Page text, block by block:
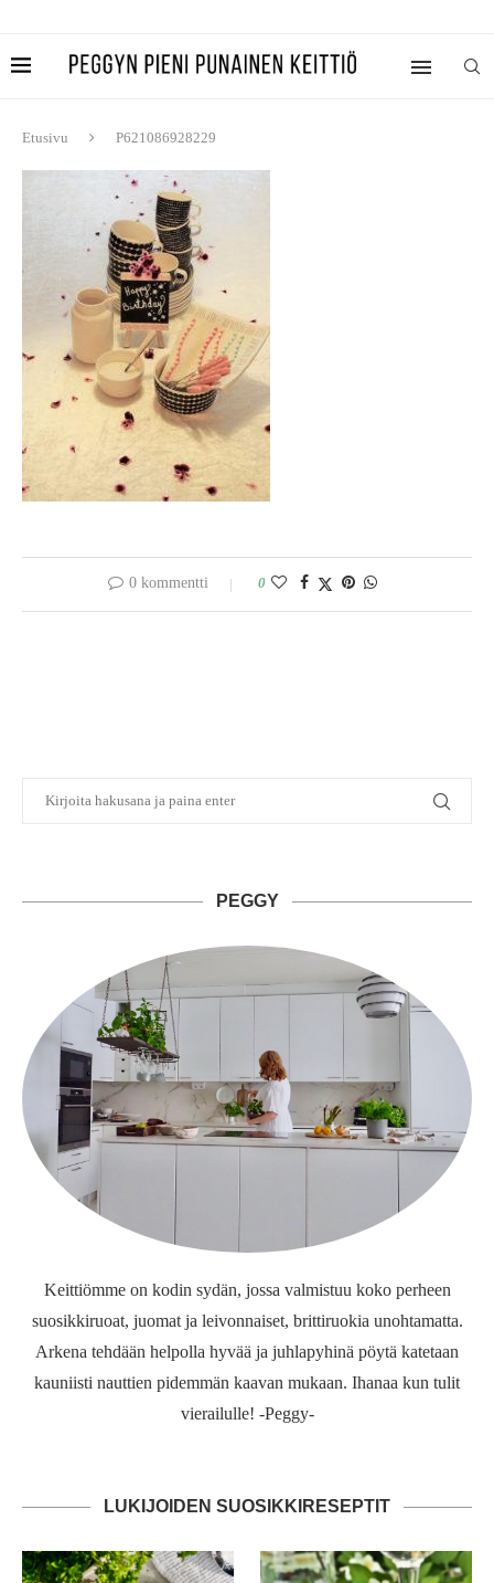
Etusivu P621086928229
0 kommentti 0
PEGGY
Keittiömme on kodin sydän, jossa valmistuu koko perheen
suosikkiruoat, juomat ja leivonnaiset, brittiruokia unohtamatta.
Arkena tehdään helpolla hyvää ja juhlapyhinä pöytä katetaan
kauniisti nauttien pidemmän kaavan mukaan. Ihanaa kun tulit
vierailulle! -Peggy-
LUKIJOIDEN SUOSIKKIRESEPTIT